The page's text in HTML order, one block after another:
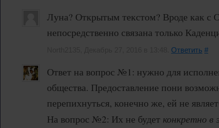
Луна? Открытым текстом? Вроде как с
непосредственно связана только
Ответить #
Ответ на вопрос №1: нужно для
общества. Предоставление пони
перепихнуться, конечно же, ей не
На вопрос №2: Их не будет конкретно